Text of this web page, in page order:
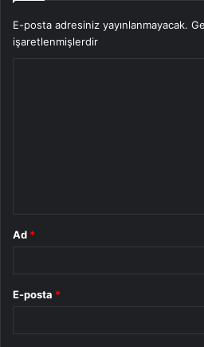
E-posta adresiniz yayınlanmayacak.
işaretlenmişlerdir
Ad *
E-posta *